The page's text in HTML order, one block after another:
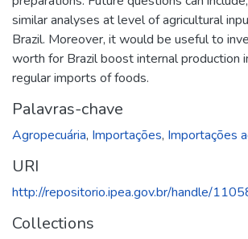
similar analyses at level of agricultural
Brazil. Moreover, it would be useful to
worth for Brazil boost internal production
regular imports of foods.
Palavras-chave
Agropecuária, Importações, Importações
URI
http://repositorio.ipea.gov.br/handle/
Collections